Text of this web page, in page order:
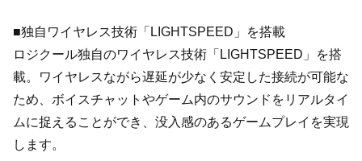
■独自ワイヤレス技術「LIGHTSPEED」を搭載
ロジクール独自のワイヤレス技術「LIGHTSPEED」を搭
載。ワイヤレスながら遅延が少なく安定した接続が可能な
ため、ボイスチャットやゲーム内のサウンドをリアルタイ
ムに捉えることができ、没入感のあるゲームプレイを実現
します。